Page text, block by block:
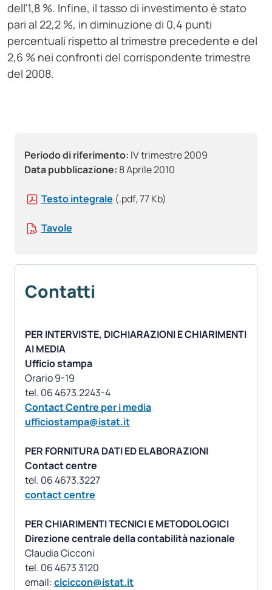
Periodo di riferimento: IV trimestre 2009
Data pubblicazione: 8 Aprile 2010
Testo integrale (.pdf, 77 Kb)
Tavole
Contatti
PER INTERVISTE, DICHIARAZIONI E CHIARIMENTI
AI MEDIA
Ufficio stampa
Orario 9-19
Contact Centre per i media
ufficiostampa@istat.it
PER FORNITURA DATI ED ELABORAZIONI
Contact centre
contact centre
PER CHIARIMENTI TECNICI E METODOLOGICI
Direzione centrale della contabilità nazionale
Claudia Cicconi
tel. 06 4673 3120
email:clciccon@istat.it
dell’1,8 %. Infine, il tasso di investimento è stato
pari al 22,2 %, in diminuzione di 0,4 punti
percentuali rispetto al trimestre precedente e del
2,6 % nei confronti del corrispondente trimestre
del 2008.